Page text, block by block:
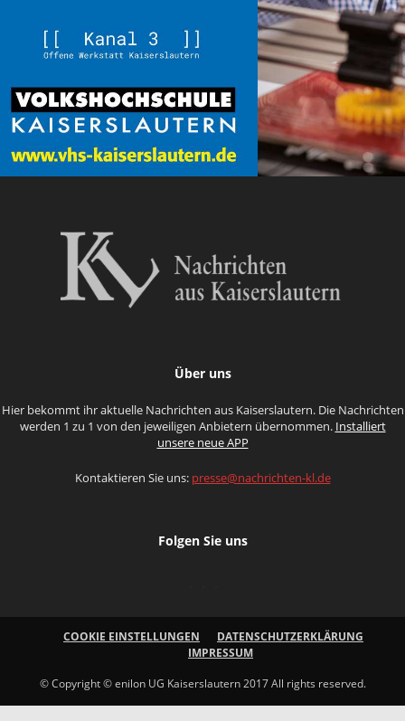
Über uns
Hier bekommt ihr aktuelle Nachrichten aus Kaiserslautern. Die Nachrichten
werden 1 zu 1 von den jeweiligen Anbietern übernommen. Installiert
unsere neue APP
Kontaktieren Sie uns: presse@nachrichten-kl.de
Folgen Sie uns
COOKIE EINSTELLUNGEN
DATENSCHUTZERKLÄRUNG
IMPRESSUM
© Copyright © enilon UG Kaiserslautern 2017 All rights reserved.